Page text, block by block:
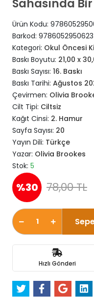
Sahasında Bir
Ürün Kodu:
Barkod: 9786052950623
Kategori: Okul Öncesi
Baskı Boyutu: 21,00 x
Baskı Sayısı: 16. Baskı
Baskı Tarihi: Ağustos
Çevirmen: Olivia
Cilt Tipi: Ciltsiz
Kağıt Cinsi: 2. Hamur
Sayfa Sayısı: 20
Yayın Dili: Türkçe
Yazar: Olivia Brookes
Stok: 5
%30 78,00 TL
Hızlı Gönderi